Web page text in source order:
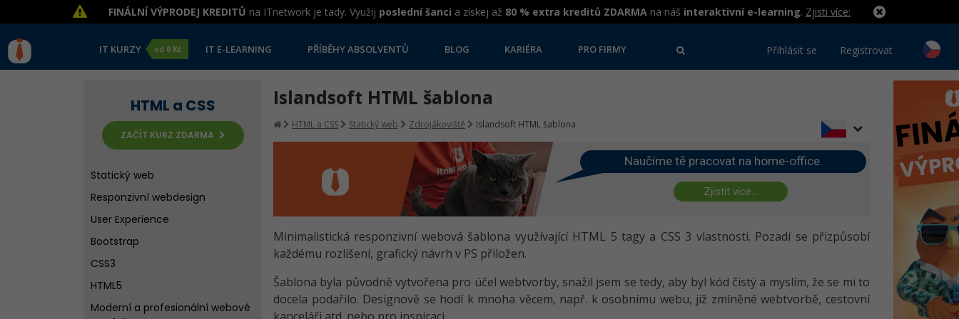
FINÁLNÍ VÝPRODEJ KREDITŮ na ITnetwork je tady. Využij poslední šanci a získej až 80 % extra kreditů ZDARMA na náš interaktivní e-learning. Zjisti více:
IT KURZY od 0 Kč IT E-LEARNING PŘÍBĚHY ABSOLVENTŮ BLOG KARIÉRA PRO FIRMY Přihlásit se Registrovat
HTML a CSS
ZAČÍT KURZ ZDARMA
Statický web
Responzivní webdesign
User Experience
Bootstrap
CSS3
HTML5
Moderní a profesionální webové
Islandsoft HTML šablona
HTML a CSS Statický web Zdrojákoviště Islandsoft HTML šablona
Naučíme tě pracovat na home-office.
Zjistit více...
Minimalistická responzivní webová šablona využívající HTML 5 tagy a CSS 3 vlastnosti. Pozadí se přizpůsobí
každému rozlišení, grafický návrh v PS přiložen.
Šablona byla původně vytvořena pro účel webtvorby, snažil jsem se tedy, aby byl kód čistý a myslím, že se mi to
docela podařilo. Designově se hodí k mnoha věcem, např. k osobnímu webu, již zmíněné webtvorbě, cestovní